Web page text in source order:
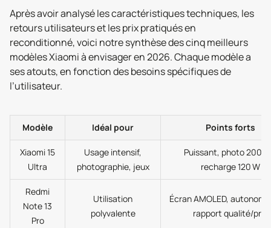
Après avoir analysé les caractéristiques techniques, les
retours utilisateurs et les prix pratiqués en
reconditionné, voici notre synthèse des cinq meilleurs
modèles Xiaomi à envisager en 2026. Chaque modèle a
ses atouts, en fonction des besoins spécifiques de
l’utilisateur.
Modèle Idéal pour Points forts
Xiaomi 15
Ultra
Usage intensif,
photographie, jeux
Puissant, photo 200
recharge 120 W
Redmi
Note 13
Pro
Utilisation
polyvalente
Écran AMOLED,
rapport qualité/prix